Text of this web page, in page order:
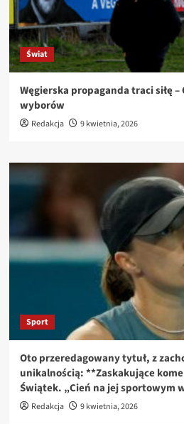
Świat
Węgierska propaganda traci siłę
wyborów
Redakcja 9 kwietnia, 2026
Sport
Oto przeredagowany tytuł, z
unikalnością: **Zaskakujące
Świątek. „Cień na jej sportowym
Redakcja 9 kwietnia, 2026